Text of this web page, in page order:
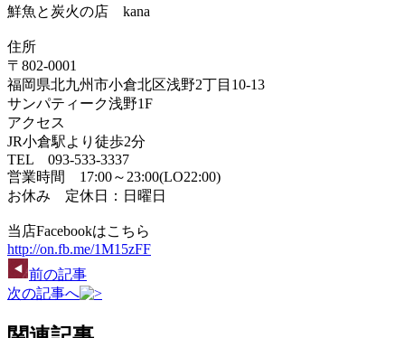
鮮魚と炭火の店 kana
住所
〒802-0001
福岡県北九州市小倉北区浅野2丁目10-13
サンパティーク浅野1F
アクセス
JR小倉駅より徒歩2分
TEL 093-533-3337
営業時間 17:00～23:00(LO22:00)
お休み 定休日：日曜日
当店Facebookはこちら
http://on.fb.me/1M15zFF
前の記事
次の記事へ